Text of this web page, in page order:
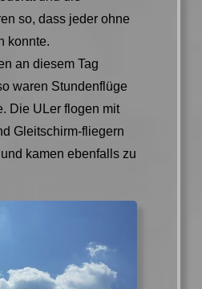
so, dass jeder ohne
konnte.
an diesem Tag
waren Stundenflüge
Die ULer flogen mit
Gleitschirm-fliegern
kamen ebenfalls zu